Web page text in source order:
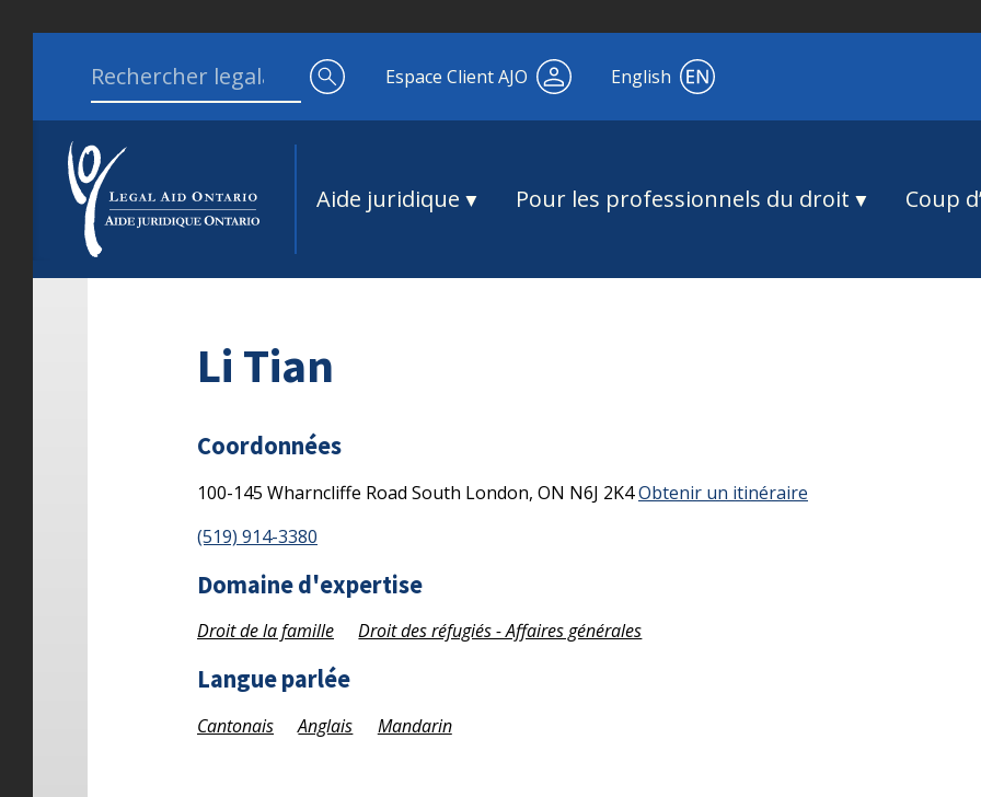
Search for:
Espace Client AJO English
Aide juridique Pour les professionnels du droit Coup
Li Tian
Coordonnées
100-145 Wharncliffe Road South London, ON N6J 2K4Obtenir un itinéraire
(519) 914-3380
Domaine d'expertise
Droit de la famille Droit des réfugiés - Affaires générales
Langue parlée
Cantonais Anglais Mandarin